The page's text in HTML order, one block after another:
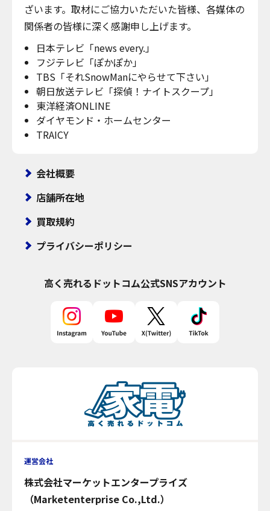
ざいます。取材にご協力いただいた皆様、各媒体の
関係者の皆様に深く感謝申し上げます。
日本テレビ「news every.」
フジテレビ「ぽかぽか」
TBS「それSnowManにやらせて下さい」
朝日放送テレビ「探偵！ナイトスクープ」
東洋経済ONLINE
ダイヤモンド・ホームセンター
TRAICY
会社概要
店舗所在地
買取規約
プライバシーポリシー
高く売れるドットコム公式SNSアカウント
運営会社
株式会社マーケットエンタープライズ
（Marketenterprise Co.,Ltd.）